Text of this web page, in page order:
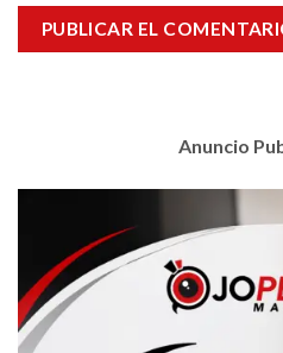
Anuncio